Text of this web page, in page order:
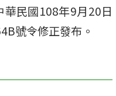
民國108年9月20日
號令修正發布。